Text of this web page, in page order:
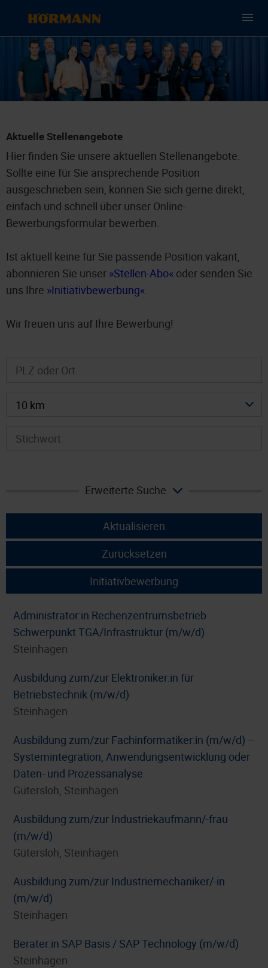
Aktuelle Stellenangebote
Hier finden Sie unsere aktuellen Stellenangebote.
Sollte eine für Sie ansprechende Position
ausgeschrieben sein, können Sie sich gerne direkt,
einfach und schnell über unser Online-
Bewerbungsformular bewerben.
Ist aktuell keine für Sie passende Position vakant,
abonnieren Sie unser Stellen-Abo oder senden Sie
uns Ihre Initiativbewerbung .
Wir freuen uns auf Ihre Bewerbung!
10 km
Erweiterte Suche
Aktualisieren
Zurücksetzen
Initiativbewerbung
Administrator:in Rechenzentrumsbetrieb
Schwerpunkt TGA/Infrastruktur (m/w/d)
Steinhagen
Ausbildung zum/zur Elektroniker:in für
Betriebstechnik (m/w/d)
Steinhagen
Ausbildung zum/zur Fachinformatiker:in (m/w/d) –
Systemintegration, Anwendungsentwicklung oder
Daten- und Prozessanalyse
Gütersloh, Steinhagen
Ausbildung zum/zur Industriekaufmann/-frau
(m/w/d)
Gütersloh, Steinhagen
Ausbildung zum/zur Industriemechaniker/-in
(m/w/d)
Steinhagen
Berater:in SAP Basis / SAP Technology (m/w/d)
Steinhagen